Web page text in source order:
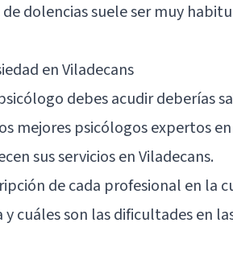
dolencias suele ser muy
en Viladecans
debes acudir deberías
mejores psicólogos expertos
sus servicios en Viladecans.
de cada profesional en la
cuáles son las dificultades en